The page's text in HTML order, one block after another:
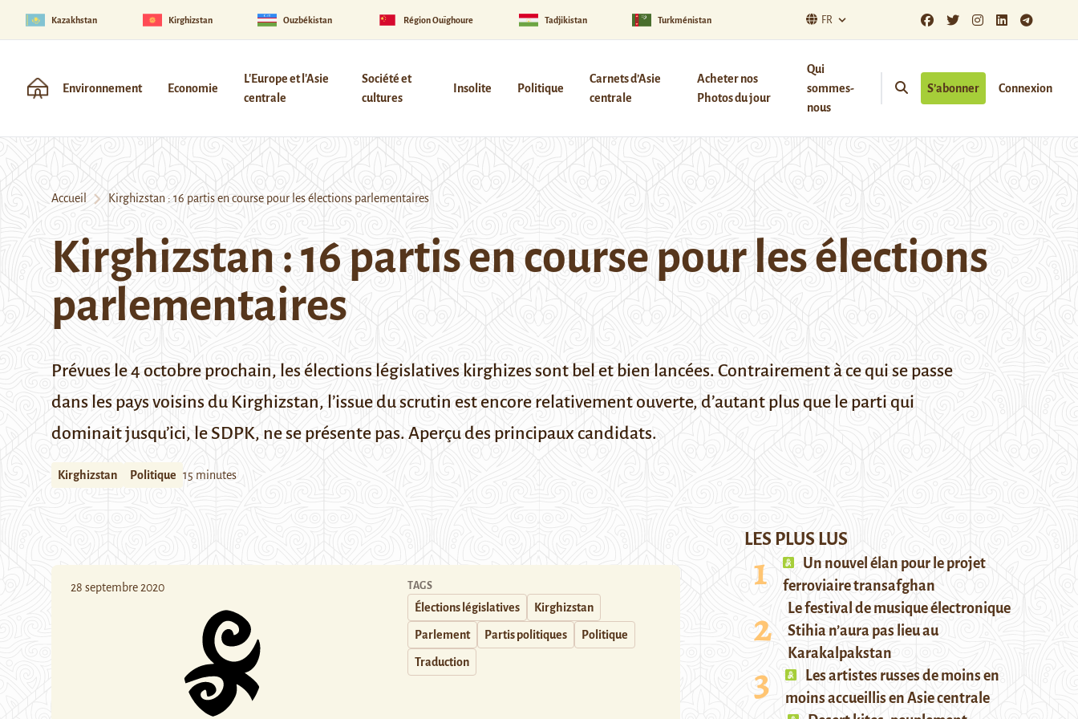
Kazakhstan Kirghizstan Ouzbékistan Région Ouïghoure Tadjikistan Turkménistan FR
Environnement Economie
L'Europe et l'Asie
centrale
Société et
cultures
Insolite Politique
Carnets d’Asie
centrale
Acheter nos
Photos du jour
Qui
sommes-
nous
S’abonner Connexion
Accueil Kirghizstan : 16 partis en course pour les élections parlementaires
Kirghizstan : 16 partis en course pour les élections
parlementaires
Prévues le 4 octobre prochain, les élections législatives kirghizes sont bel et bien lancées. Contrairement à ce qui se passe
dans les pays voisins du Kirghizstan, l’issue du scrutin est encore relativement ouverte, d’autant plus que le parti qui
dominait jusqu’ici, le SDPK, ne se présente pas. Aperçu des principaux candidats.
Kirghizstan Politique 15 minutes
28 septembre 2020 TAGS
Élections législatives Kirghizstan
Parlement Partis politiques Politique
Traduction
LES PLUS LUS
Un nouvel élan pour le projet
ferroviaire transafghan
Le festival de musique électronique
Stihia n’aura pas lieu au
Karakalpakstan
Les artistes russes de moins en
moins accueillis en Asie centrale